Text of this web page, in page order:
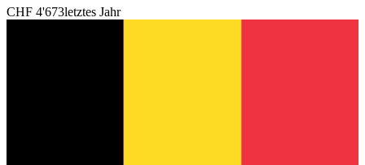
CHF 4'673letztes Jahr